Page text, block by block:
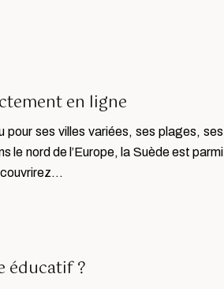
en ligne
pour ses villes variées, ses plages, ses
le nord de l’Europe, la Suède est parmi
éducatif ?